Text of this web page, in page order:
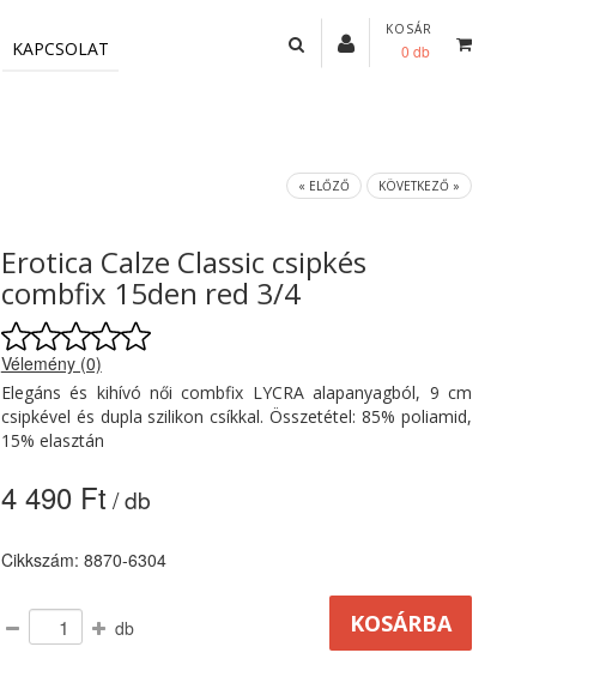
KAPCSOLAT
KOSÁR
0 db
« ELŐZŐ KÖVETKEZŐ »
Erotica Calze Classic csipkés
combfix 15den red 3/4
Vélemény (0)
Elegáns és kihívó női combfix LYCRA alapanyagból, 9 cm
csipkével és dupla szilikon csíkkal. Összetétel: 85% poliamid,
15% elasztán
4 490 Ft / db
Cikkszám: 8870-6304
db